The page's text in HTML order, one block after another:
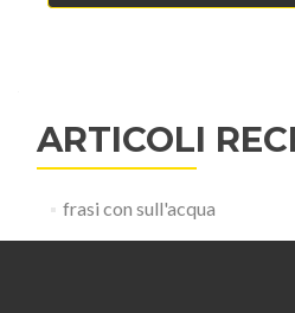
ARTICOLI
frasi con sull'acqua